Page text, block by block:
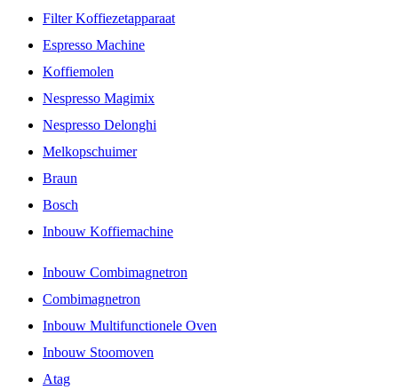
Filter Koffiezetapparaat
Espresso Machine
Koffiemolen
Nespresso Magimix
Nespresso Delonghi
Melkopschuimer
Braun
Bosch
Inbouw Koffiemachine
Inbouw Combimagnetron
Combimagnetron
Inbouw Multifunctionele Oven
Inbouw Stoomoven
Atag